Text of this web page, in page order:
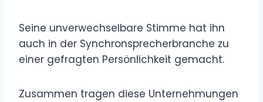
Seine unverwechselbare Stimme hat ihn
auch in der Synchronsprecherbranche zu
einer gefragten Persönlichkeit gemacht.
Zusammen tragen diese Unternehmungen